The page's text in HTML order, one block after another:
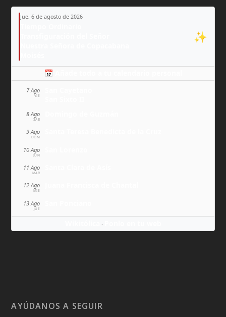
Jue, 6 de agosto de 2026
✨
📅 Añade todo a tu calendario personal
7 Ago
VIE
8 Ago
SÁB
9 Ago
DOM
10 Ago
LUN
11 Ago
MAR
12 Ago
MIÉ
13 Ago
JUE
·
AYÚDANOS A SEGUIR